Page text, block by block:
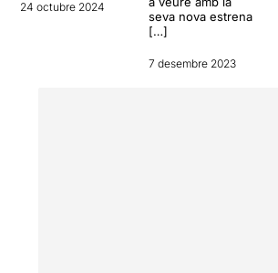
24 octubre 2024
seva nova estrena
[…]
7 desembre 2023